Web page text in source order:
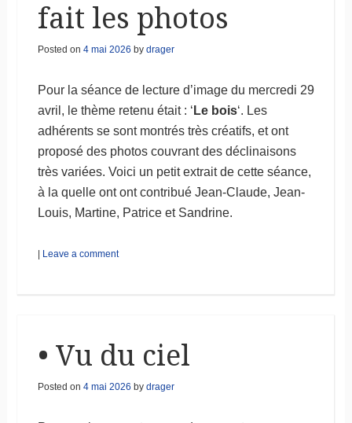
fait les photos
Posted on 4 mai 2026 by drager
Pour la séance de lecture d’image du mercredi 29
avril, le thème retenu était : ‘ Le bois‘. Les
adhérents se sont montrés très créatifs, et ont
proposé des photos couvrant des déclinaisons
très variées. Voici un petit extrait de cette séance,
à la quelle ont ont contribué Jean-Claude, Jean-
Louis, Martine, Patrice et Sandrine.
| Leave a comment
• Vu du ciel
Posted on 4 mai 2026 by drager